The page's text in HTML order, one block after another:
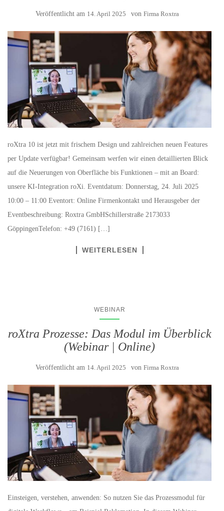
Veröffentlicht am 14. April 2025 von Firma Roxtra
roXtra 10 ist jetzt mit frischem Design und zahlreichen neuen Features
per Update verfügbar! Gemeinsam werfen wir einen detaillierten Blick
auf die Neuerungen von Oberfläche bis Funktionen – mit an Board:
unsere KI-Integration roXi. Eventdatum: Donnerstag, 24. Juli 2025
10:00 – 11:00 Eventort: Online Firmenkontakt und Herausgeber der
Eventbeschreibung: Roxtra GmbHSchillerstraße 2173033
GöppingenTelefon: +49 (7161) […]
WEITERLESEN
WEBINAR
roXtra Prozesse: Das Modul im Überblick
(Webinar | Online)
Veröffentlicht am 14. April 2025 von Firma Roxtra
Einsteigen, verstehen, anwenden: So nutzen Sie das Prozessmodul für